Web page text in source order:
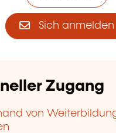
Sich anmelden
Zugang
von